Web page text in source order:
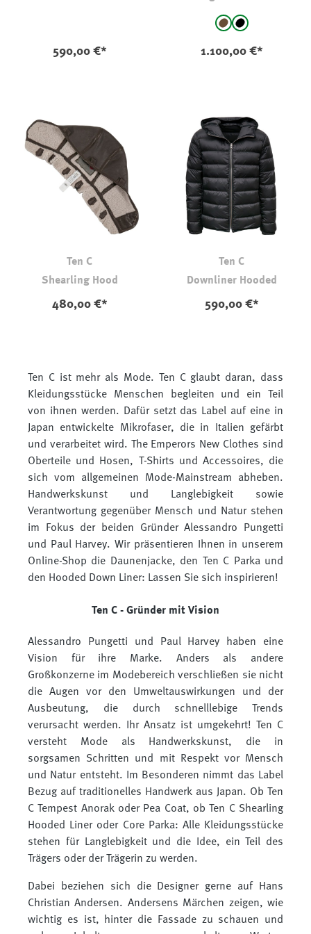
590,00 €*
auswählen
braun
(Diese Option ist
schwarz
1.100,00 €*
Ten C
Shearling Hood
480,00 €*
Ten C
Downliner Hooded
590,00 €*
Ten C ist mehr als Mode. Ten C glaubt daran, dass
Kleidungsstücke Menschen begleiten und ein Teil
von ihnen werden. Dafür setzt das Label auf eine in
Japan entwickelte Mikrofaser, die in Italien gefärbt
und verarbeitet wird. The Emperors New Clothes sind
Oberteile und Hosen, T-Shirts und Accessoires, die
sich vom allgemeinen Mode-Mainstream abheben.
Handwerkskunst und Langlebigkeit sowie
Verantwortung gegenüber Mensch und Natur stehen
im Fokus der beiden Gründer Alessandro Pungetti
und Paul Harvey. Wir präsentieren Ihnen in unserem
Online-Shop die Daunenjacke, den Ten C Parka und
den Hooded Down Liner: Lassen Sie sich inspirieren!
Ten C - Gründer mit Vision
Alessandro Pungetti und Paul Harvey haben eine
Vision für ihre Marke. Anders als andere
Großkonzerne im Modebereich verschließen sie nicht
die Augen vor den Umweltauswirkungen und der
Ausbeutung, die durch schnelllebige Trends
verursacht werden. Ihr Ansatz ist umgekehrt! Ten C
versteht Mode als Handwerkskunst, die in
sorgsamen Schritten und mit Respekt vor Mensch
und Natur entsteht. Im Besonderen nimmt das Label
Bezug auf traditionelles Handwerk aus Japan. Ob Ten
C Tempest Anorak oder Pea Coat, ob Ten C Shearling
Hooded Liner oder Core Parka: Alle Kleidungsstücke
stehen für Langlebigkeit und die Idee, ein Teil des
Trägers oder der Trägerin zu werden.
Dabei beziehen sich die Designer gerne auf Hans
Christian Andersen. Andersens Märchen zeigen, wie
wichtig es ist, hinter die Fassade zu schauen und